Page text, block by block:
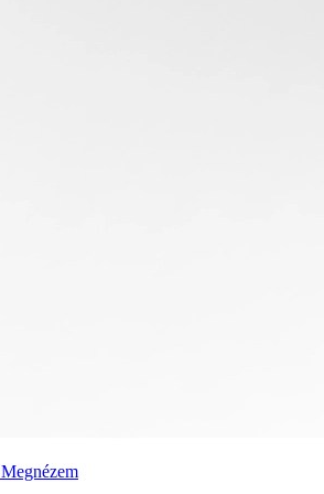
Megnézem